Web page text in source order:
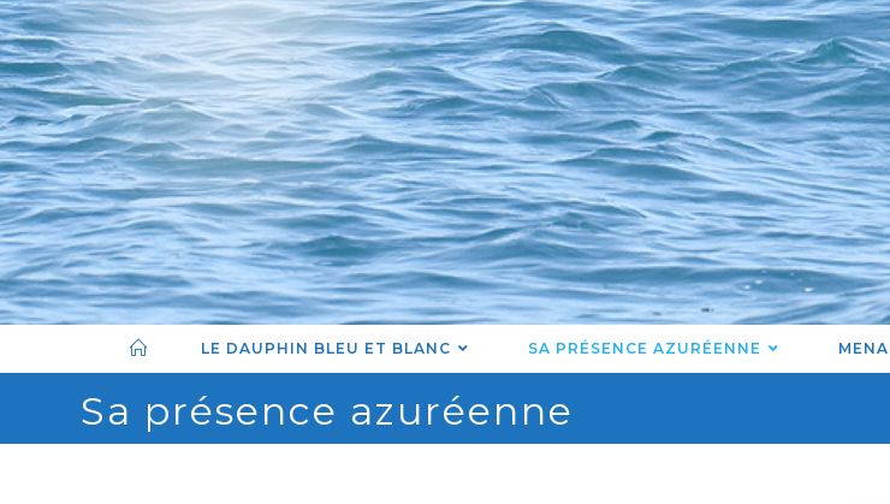
LE DAUPHIN BLEU ET BLANC SA PRÉSENCE AZURÉENNE
Sa présence azuréenne